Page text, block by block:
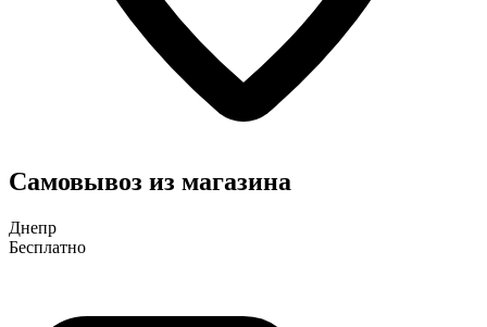
Самовывоз из магазина
Днепр
Бесплатно